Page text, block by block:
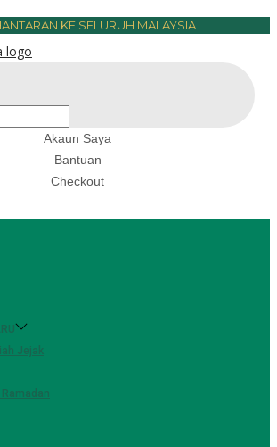
KE SELURUH MALAYSIA
Akaun Saya
Bantuan
Checkout
Jejak
Ramadan